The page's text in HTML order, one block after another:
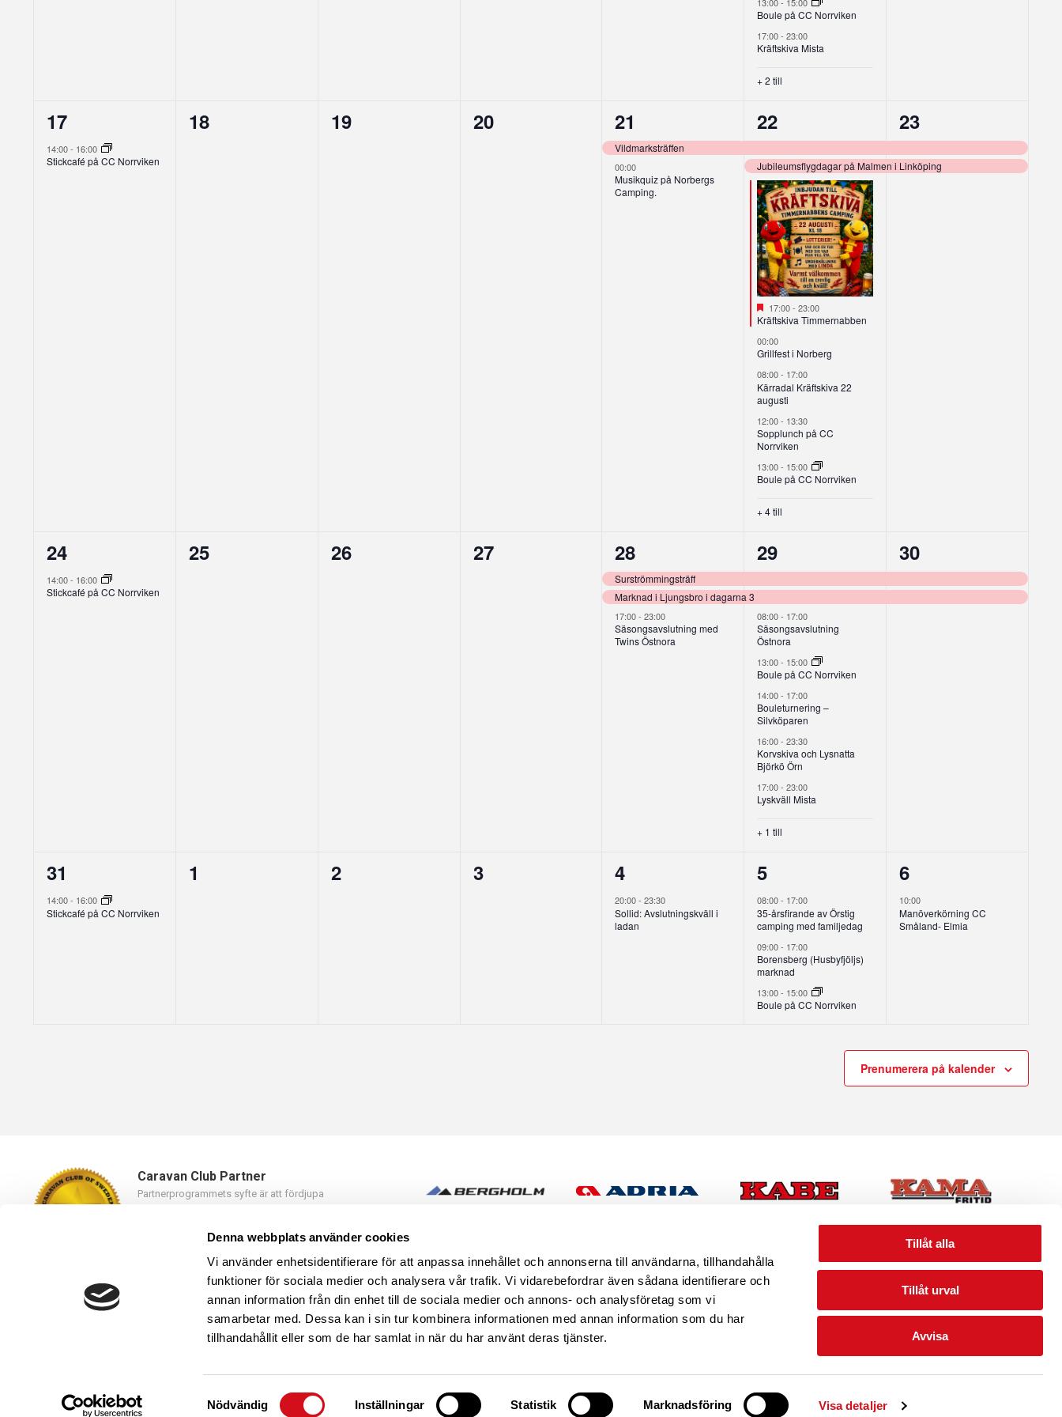
Denna webbplats använder cookies
Vi använder enhetsidentifierare för att anpassa innehållet och annonserna till användarna, tillhandahålla
funktioner för sociala medier och analysera vår trafik. Vi vidarebefordrar även sådana identifierare och
annan information från din enhet till de sociala medier och annons- och analysföretag som vi
samarbetar med. Dessa kan i sin tur kombinera informationen med annan information som du har
tillhandahållit eller som de har samlat in när du har använt deras tjänster.
Samtyckesval
Nödvändig Inställningar Statistik Marknadsföring Visa detaljer
Tillåt alla
Tillåt urval
Avvisa
13:00- 15:00
Boule på CC Norrviken
17:00-23:00
Kräftskiva Mista
+ 2 till
1
evenemang,
17
14:00- 16:00
Stickcafé på CC Norrviken
0
18
0
19
0
20
2
evenemang,
21
Vildmarksträffen
00:00
Musikquiz på Norbergs
Camping.
11
evenemang,
22
Jubileumsflygdagar på Malmen i Linköping
Utvalt
17:00-23:00
Kräftskiva Timmernabben
00:00
Grillfest i Norberg
08:00- 17:00
Kärradal Kräftskiva 22
augusti
12:00- 13:30
Sopplunch på CC
Norrviken
13:00- 15:00
Boule på CC Norrviken
+ 4 till
2
evenemang,
23
1
evenemang,
24
14:00- 16:00
Stickcafé på CC Norrviken
0
25
0
26
0
27
3
evenemang,
28
Surströmmingsträff
Marknad i Ljungsbro i dagarna 3
17:00-23:00
Säsongsavslutning med
Twins Östnora
8
evenemang,
29
08:00- 17:00
Säsongsavslutning
Östnora
13:00- 15:00
Boule på CC Norrviken
14:00- 17:00
Bouleturnering –
Silvköparen
16:00-23:30
Korvskiva och Lysnatta
Björkö Örn
17:00-23:00
Lyskväll Mista
+ 1 till
2
evenemang,
30
1
evenemang,
31
14:00- 16:00
Stickcafé på CC Norrviken
0
1
0
2
0
3
1
evenemang,
4
20:00-23:30
Sollid: Avslutningskväll i
ladan
3
evenemang,
5
08:00- 17:00
35-årsfirande av Örstig
camping med familjedag
09:00- 17:00
Borensberg (Husbyfjöljs)
marknad
13:00- 15:00
Boule på CC Norrviken
1
evenemang,
6
10:00
Manöverkörning CC
Småland- Elmia
Prenumerera på kalender
Caravan Club Partner
Partnerprogrammets syfte är att fördjupa